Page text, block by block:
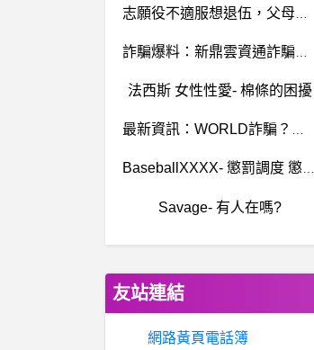
法西斯 女性性愛- 棉條的困擾
最新資訊：WORLD詐騙？國喬詐騙？智禾詐騙？都是假投資真詐騙平台，無法提領
BaseballXXXX- 懲罰調度 懲罰調度
Savage- 有人在嗎?
友站連結
網路黃頁電話簿